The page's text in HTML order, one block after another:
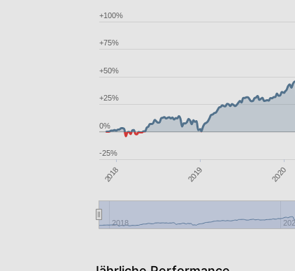
2018 2019 2020
2018
-25%
0%
+25%
+50%
+75%
+100%